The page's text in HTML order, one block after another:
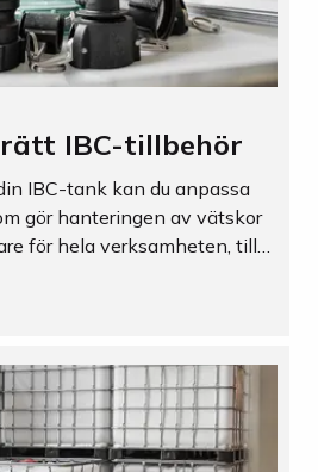
IBC-tillbehör
IBC-tank kan du anpassa
gör hanteringen av vätskor
för hela verksamheten, till
våra mest populära IBC-